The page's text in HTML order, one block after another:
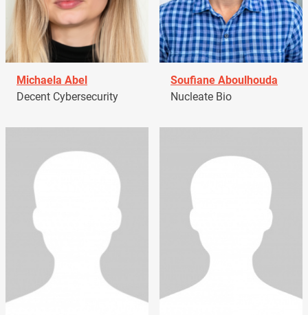
Michaela Abel
Decent Cybersecurity
Soufiane Aboulhouda
Nucleate Bio